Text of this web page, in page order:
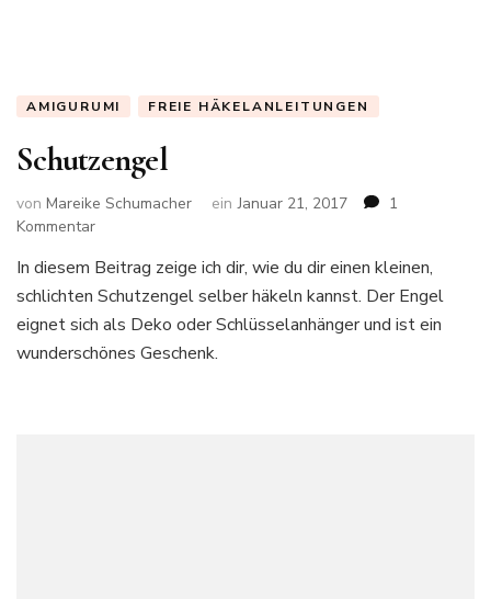
AMIGURUMI FREIE HÄKELANLEITUNGEN
Schutzengel
von Mareike Schumacher ein Januar 21, 2017
1
Kommentarzu
In diesem Beitrag zeige ich dir, wie du dir einen kleinen,
schlichten Schutzengel selber häkeln kannst. Der Engel
eignet sich als Deko oder Schlüsselanhänger und ist ein
wunderschönes Geschenk.